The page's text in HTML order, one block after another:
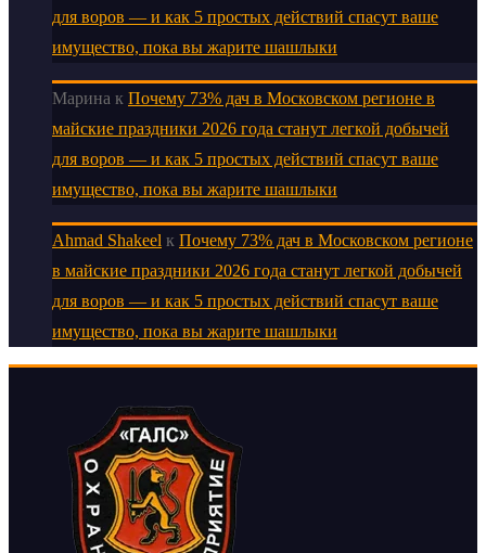
для воров — и как 5 простых действий спасут ваше
имущество, пока вы жарите шашлыки
Марина к Почему 73% дач в Московском регионе в
майские праздники 2026 года станут легкой добычей
для воров — и как 5 простых действий спасут ваше
имущество, пока вы жарите шашлыки
Ahmad Shakeel к Почему 73% дач в Московском регионе
в майские праздники 2026 года станут легкой добычей
для воров — и как 5 простых действий спасут ваше
имущество, пока вы жарите шашлыки